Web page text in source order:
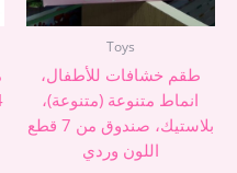
4 في
Toys
طقم خشافات للأطفال،
انماط متنوعة (متنوعة)،
بلاستيك، صندوق من 7 قطع
اللون وردي